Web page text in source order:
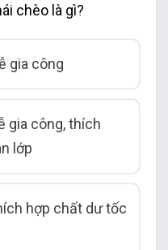
chèo là gì?
gia công
gia công, thích
lớp
hợp chất dư tốc